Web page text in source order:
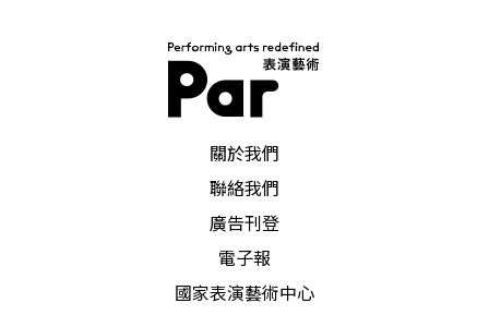
關於我們
聯絡我們
廣告刊登
電子報
國家表演藝術中心